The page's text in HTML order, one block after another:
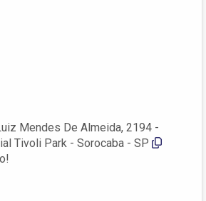
Mendes De Almeida, 2194 -
Tivoli Park - Sorocaba - SP